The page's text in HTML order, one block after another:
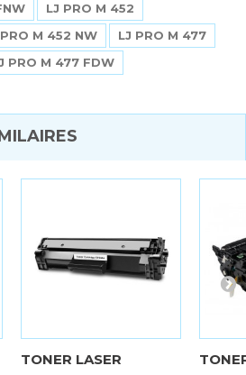
LJ PRO M 452
M 452 NW
LJ PRO M 477
PRO M 477 FDW
TONER LASER